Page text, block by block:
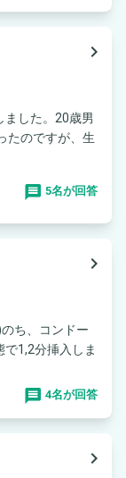
navigate_next
ました。20歳男
5名が回答
navigate_next
ち、コンドー
1,2分挿入しま
4名が回答
navigate_next